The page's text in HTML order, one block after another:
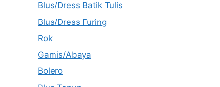
Blus/Dress Batik Tulis
Blus/Dress Furing
Rok
Gamis/Abaya
Bolero